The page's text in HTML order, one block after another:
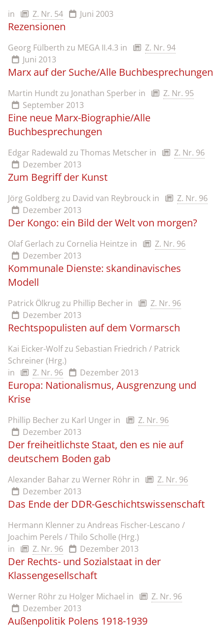
in Z. Nr. 54 Juni 2003
Rezensionen
Georg Fülberth zu MEGA II.4.3 in
Z. Nr. 94
Juni 2013
Marx auf der Suche/Alle Buchbesprechungen
Martin Hundt zu Jonathan Sperber in
Z. Nr. 95
September 2013
Eine neue Marx-Biographie/Alle
Buchbesprechungen
Edgar Radewald zu Thomas Metscher in
Z. Nr. 96
Dezember 2013
Zum Begriff der Kunst
Jörg Goldberg zu David van Reybrouck in
Z. Nr. 96
Dezember 2013
Der Kongo: ein Bild der Welt von morgen?
Olaf Gerlach zu Cornelia Heintze in
Z. Nr. 96
Dezember 2013
Kommunale Dienste: skandinavisches
Modell
Patrick Ölkrug zu Phillip Becher in
Z. Nr. 96
Dezember 2013
Rechtspopulisten auf dem Vormarsch
Kai Eicker-Wolf zu Sebastian Friedrich / Patrick
Schreiner (Hrg.)
in
Z. Nr. 96 Dezember 2013
Europa: Nationalismus, Ausgrenzung und
Krise
Phillip Becher zu Karl Unger in
Z. Nr. 96
Dezember 2013
Der freiheitlichste Staat, den es nie auf
deutschem Boden gab
Alexander Bahar zu Werner Röhr in
Z. Nr. 96
Dezember 2013
Das Ende der DDR-Geschichtswissenschaft
Hermann Klenner zu Andreas Fischer-Lescano /
Joachim Perels / Thilo Scholle (Hrg.)
in
Z. Nr. 96 Dezember 2013
Der Rechts- und Sozialstaat in der
Klassengesellschaft
Werner Röhr zu Holger Michael in
Z. Nr. 96
Dezember 2013
Außenpolitik Polens 1918-1939